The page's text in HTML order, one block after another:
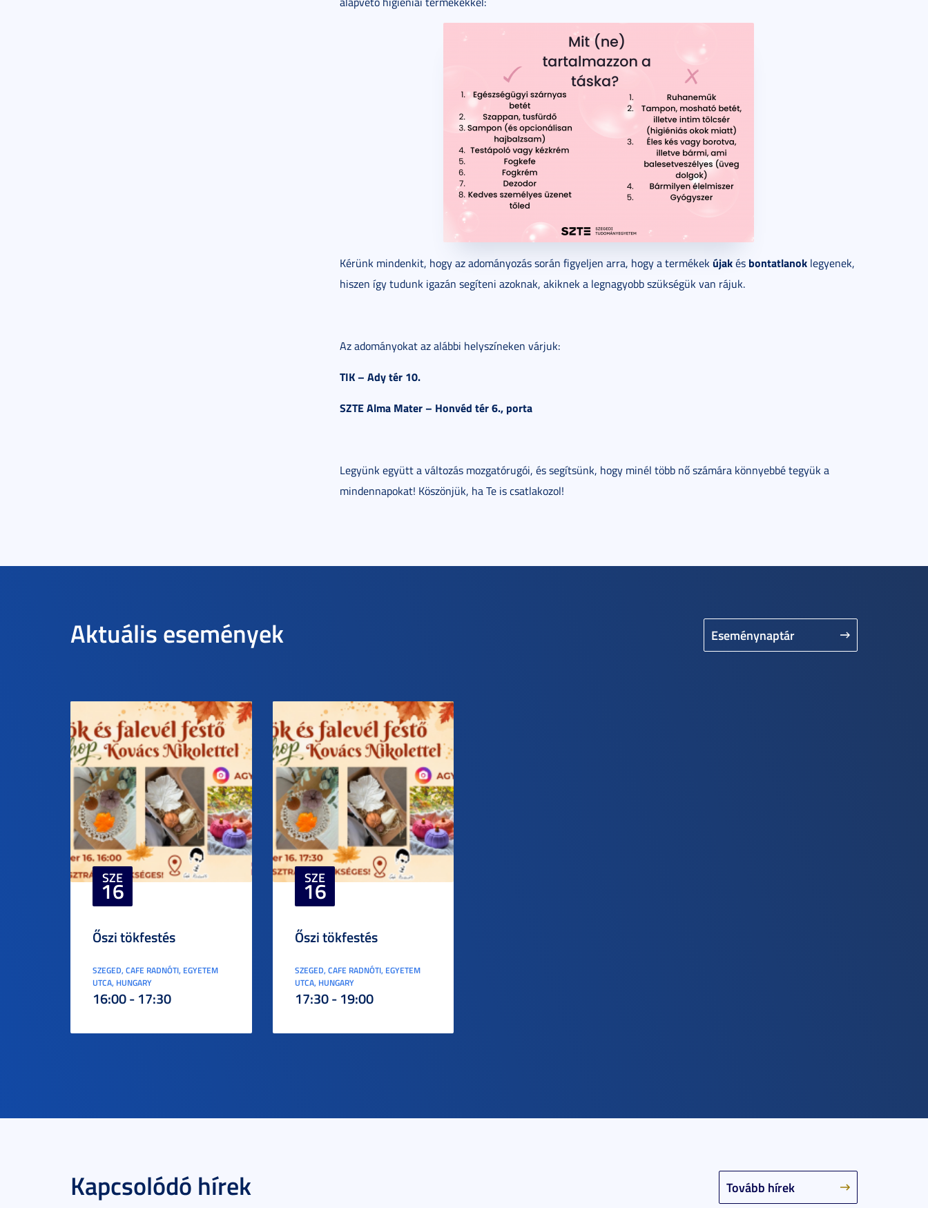
Kérünk mindenkit, hogy az adományozás során figyeljen arra, hogy a termékekújakés bontatlanok legyenek,
hiszen így tudunk igazán segíteni azoknak, akiknek a legnagyobb szükségük van rájuk.
Az adományokat az alábbi helyszíneken várjuk:
TIK – Ady tér 10.
SZTE Alma Mater – Honvéd tér 6., porta
Legyünk együtt a változás mozgatórugói, és segítsünk, hogy minél több nő számára könnyebbé tegyük a
mindennapokat! Köszönjük, ha Te is csatlakozol!
Aktuális események Eseménynaptár
SZE
16
Őszi tökfestés
SZEGED, CAFE RADNÓTI, EGYETEM
UTCA, HUNGARY
16:00 - 17:30
SZE
16
Őszi tökfestés
SZEGED, CAFE RADNÓTI, EGYETEM
UTCA, HUNGARY
17:30 - 19:00
Kapcsolódó hírek Tovább hírek